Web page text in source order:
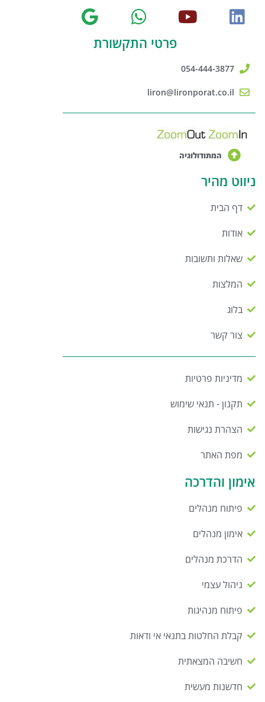
פרטי התקשורת
054-444-3877
liron@lironporat.co.il
המתודולוגיה
ניווט מהיר
דף הבית
אודות
שאלות ותשובות
המלצות
בלוג
צור קשר
מדיניות פרטיות
תקנון - תנאי שימוש
הצהרת נגישות
מפת האתר
אימון והדרכה
פיתוח מנהלים
אימון מנהלים
הדרכת מנהלים
ניהול עצמי
פיתוח מנהיגות
קבלת החלטות בתנאי אי ודאות
חשיבה המצאתית
חדשנות מעשית